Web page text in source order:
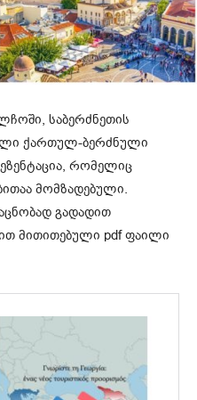
საბერძნეთის
ქართულ-ბერძნული
რომელიც
მომზადებული.
გადადით
მითითებული pdf ფაილი